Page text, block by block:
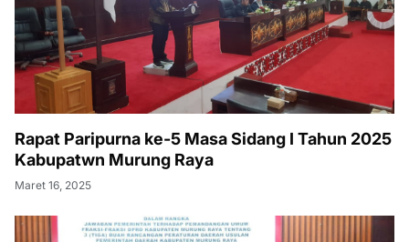
Rapat Paripurna ke-5 Masa Sidang I Tahun 2025
Kabupatwn Murung Raya
Maret 16, 2025